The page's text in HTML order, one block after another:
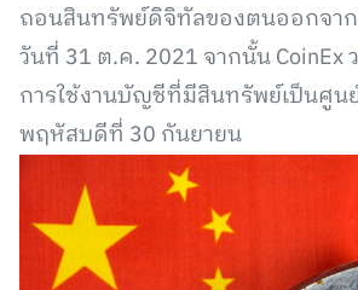
ถอนสินทรัพย์ดิจิทัลของตนออกจา
วันที่ 31 ต.ค. 2021 จากนั้น CoinEx
การใช้งานบัญชีที่มีสินทรัพย์เป็นศูน
พฤหัสบดีที่ 30 กันยายน